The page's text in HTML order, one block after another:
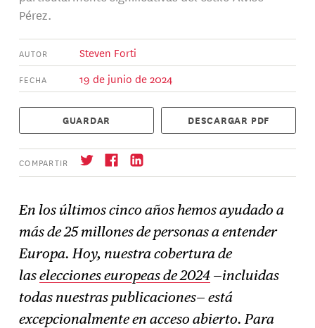
Pérez.
AUTOR Steven Forti
FECHA 19 de junio de 2024
GUARDAR DESCARGAR PDF
COMPARTIR
→ Suscríbase
En los últimos cinco años hemos ayudado a
más de 25 millones de personas a entender
Europa. Hoy, nuestra cobertura de
laselecciones europeas de 2024 —incluidas
todas nuestras publicaciones— está
excepcionalmente en acceso abierto. Para